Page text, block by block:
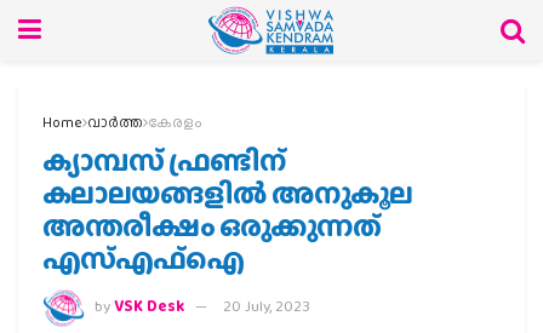
Home വാര്‍ത്ത കേരളം
ക്യാമ്പസ്‌ ഫ്രണ്ടിന്
കലാലയങ്ങളിൽ അനുകൂല
അന്തരീക്ഷം ഒരുക്കുന്നത്
എസ്എഫ്ഐ
byVSK Desk 20 July, 2023